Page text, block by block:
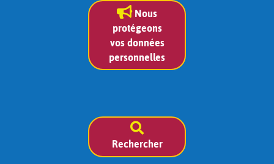
Nous
protégeons
vos données
personnelles
Rechercher